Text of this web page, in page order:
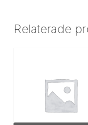
Relaterade